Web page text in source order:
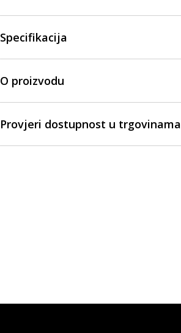
Specifikacija
O proizvodu
Provjeri dostupnost u trgovinama